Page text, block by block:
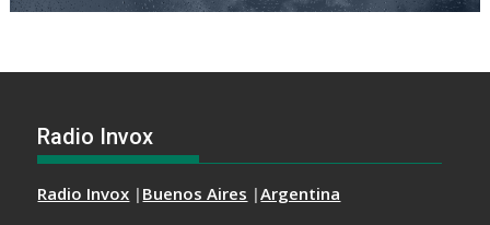
Radio Invox
Radio Invox | Buenos Aires |Argentina